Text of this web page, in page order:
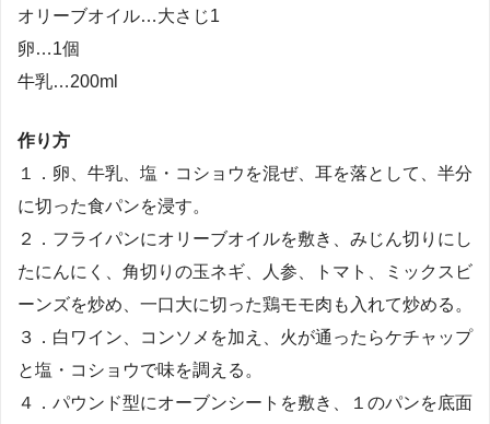
オリーブオイル…大さじ1
卵…1個
牛乳…200ml
作り方
１．卵、牛乳、塩・コショウを混ぜ、耳を落として、半分
に切った食パンを浸す。
２．フライパンにオリーブオイルを敷き、みじん切りにし
たにんにく、角切りの玉ネギ、人参、トマト、ミックスビ
ーンズを炒め、一口大に切った鶏モモ肉も入れて炒める。
３．白ワイン、コンソメを加え、火が通ったらケチャップ
と塩・コショウで味を調える。
４．パウンド型にオーブンシートを敷き、１のパンを底面